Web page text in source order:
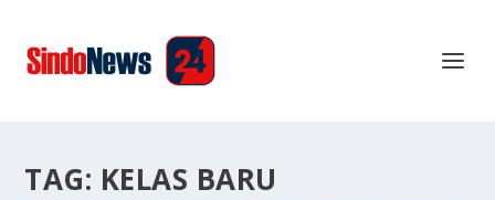
TAG: KELAS BARU